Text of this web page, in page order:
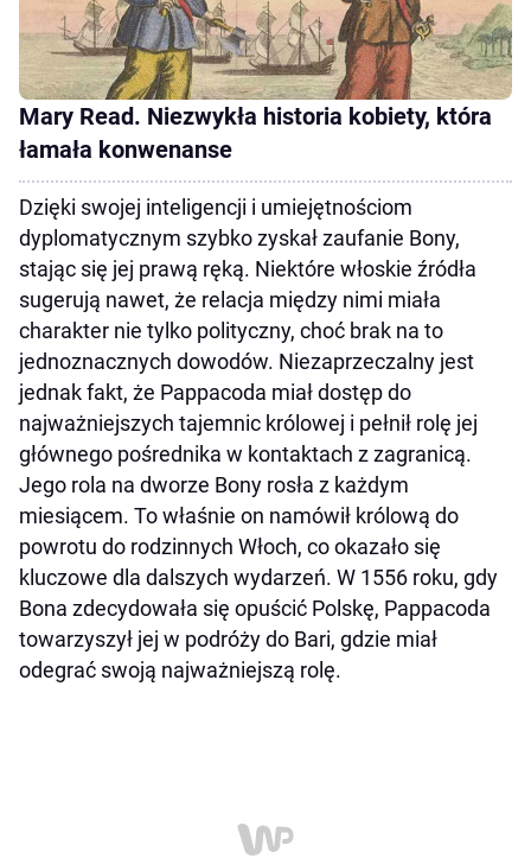
Mary Read. Niezwykła historia kobiety, która
łamała konwenanse
Dzięki swojej inteligencji i umiejętnościom
dyplomatycznym szybko zyskał zaufanie Bony,
stając się jej prawą ręką. Niektóre włoskie źródła
sugerują nawet, że relacja między nimi miała
charakter nie tylko polityczny, choć brak na to
jednoznacznych dowodów. Niezaprzeczalny jest
jednak fakt, że Pappacoda miał dostęp do
najważniejszych tajemnic królowej i pełnił rolę jej
głównego pośrednika w kontaktach z zagranicą.
Jego rola na dworze Bony rosła z każdym
miesiącem. To właśnie on namówił królową do
powrotu do rodzinnych Włoch, co okazało się
kluczowe dla dalszych wydarzeń. W 1556 roku, gdy
Bona zdecydowała się opuścić Polskę, Pappacoda
towarzyszył jej w podróży do Bari, gdzie miał
odegrać swoją najważniejszą rolę.